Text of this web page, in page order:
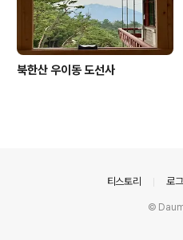
북한산 우이동 도선사
티스토리 로
©